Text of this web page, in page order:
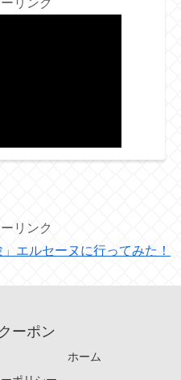
リンク
エルセーヌに行ってみた！
ーポン
ホーム